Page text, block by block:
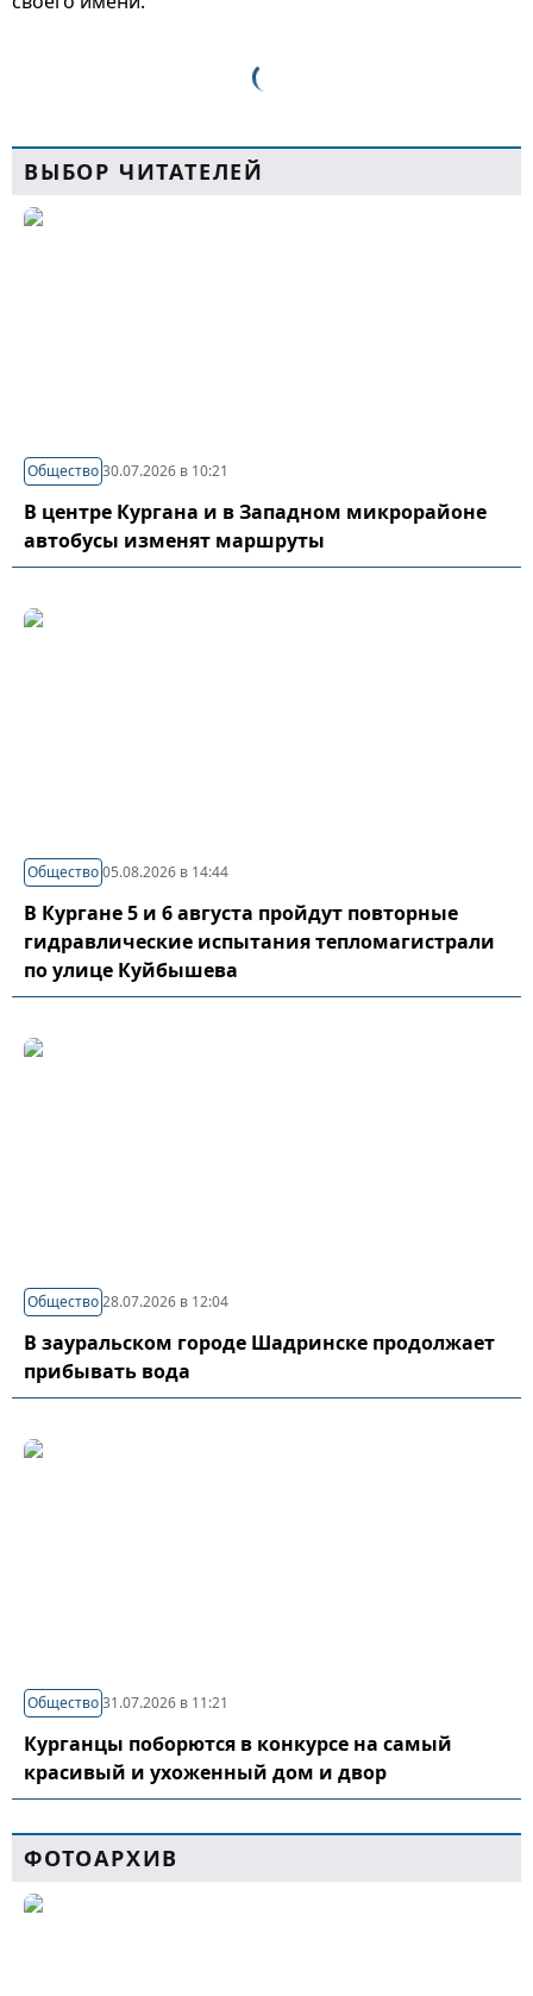
ВЫБОР ЧИТАТЕЛЕЙ
Общество30.07.2026 в 10:21
В центре Кургана и в Западном микрорайоне
автобусы изменят маршруты
Общество05.08.2026 в 14:44
В Кургане 5 и 6 августа пройдут повторные
гидравлические испытания тепломагистрали
по улице Куйбышева
Общество28.07.2026 в 12:04
В зауральском городе Шадринске продолжает
прибывать вода
Общество31.07.2026 в 11:21
Курганцы поборются в конкурсе на самый
красивый и ухоженный дом и двор
ФОТОАРХИВ